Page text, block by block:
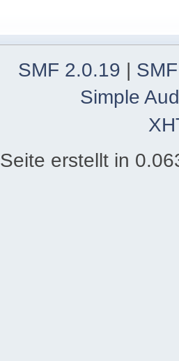
SMF 2.0.19 |
Simple
Seite erstellt in